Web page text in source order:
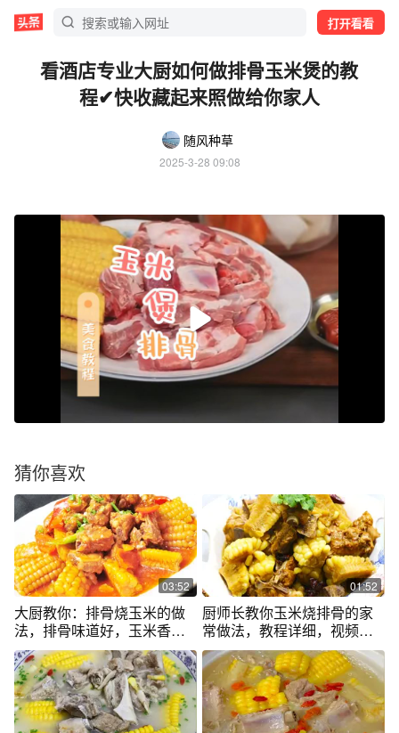
打开看看
看酒店专业大厨如何做排骨玉米煲的教
程✔快收藏起来照做给你家人
随风种草
2025-3-28 09:08
猜你喜欢
03:52
大厨教你：排骨烧玉米的做
法，排骨味道好，玉米香
甜，做法简单
01:52
厨师长教你玉米烧排骨的家
常做法，教程详细，视频清
晰，一看就会